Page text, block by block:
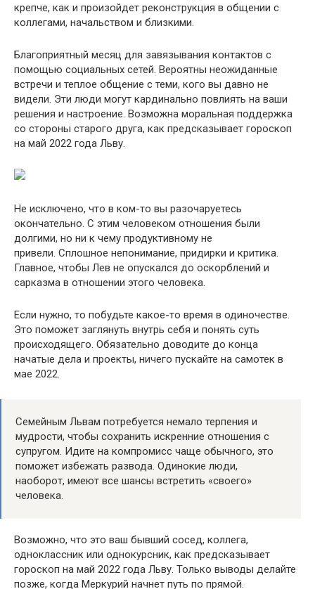
крепче, как и произойдет реконструкция в общении с
коллегами, начальством и близкими.
Благоприятный месяц для завязывания контактов с
помощью социальных сетей. Вероятны неожиданные
встречи и теплое общение с теми, кого вы давно не
видели. Эти люди могут кардинально повлиять на ваши
решения и настроение. Возможна моральная поддержка
со стороны старого друга, как предсказывает гороскоп
на май 2022 года Льву.
Не исключено, что в ком-то вы разочаруетесь
окончательно. С этим человеком отношения были
долгими, но ни к чему продуктивному не
привели. Сплошное непонимание, придирки и критика.
Главное, чтобы Лев не опускался до оскорблений и
сарказма в отношении этого человека.
Если нужно, то побудьте какое-то время в одиночестве.
Это поможет заглянуть внутрь себя и понять суть
происходящего. Обязательно доводите до конца
начатые дела и проекты, ничего пускайте на самотек в
мае 2022.
Семейным Львам потребуется немало терпения и
мудрости, чтобы сохранить искренние отношения с
супругом. Идите на компромисс чаще обычного, это
поможет избежать развода. Одинокие люди,
наоборот, имеют все шансы встретить «своего»
человека.
Возможно, что это ваш бывший сосед, коллега,
одноклассник или однокурсник, как предсказывает
гороскоп на май 2022 года Льву. Только выводы делайте
позже, когда Меркурий начнет путь по прямой.